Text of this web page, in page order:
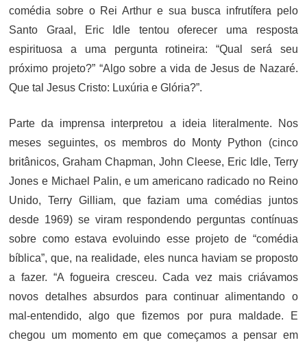
comédia sobre o Rei Arthur e sua busca infrutífera pelo
Santo Graal, Eric Idle tentou oferecer uma resposta
espirituosa a uma pergunta rotineira: “Qual será seu
próximo projeto?” “Algo sobre a vida de Jesus de Nazaré.
Que tal Jesus Cristo: Luxúria e Glória?”.
Parte da imprensa interpretou a ideia literalmente. Nos
meses seguintes, os membros do Monty Python (cinco
britânicos, Graham Chapman, John Cleese, Eric Idle, Terry
Jones e Michael Palin, e um americano radicado no Reino
Unido, Terry Gilliam, que faziam uma comédias juntos
desde 1969) se viram respondendo perguntas contínuas
sobre como estava evoluindo esse projeto de “comédia
bíblica”, que, na realidade, eles nunca haviam se proposto
a fazer. “A fogueira cresceu. Cada vez mais criávamos
novos detalhes absurdos para continuar alimentando o
mal-entendido, algo que fizemos por pura maldade. E
chegou um momento em que começamos a pensar em